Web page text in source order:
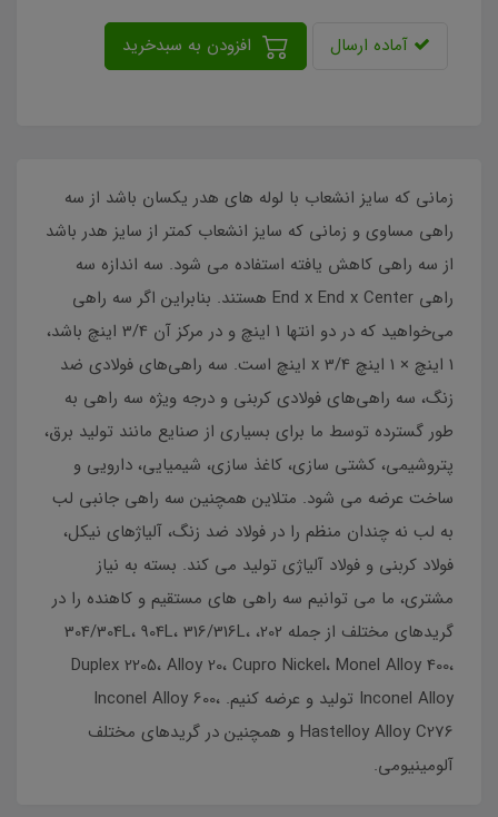
آماده ارسال
زمانی که سایز انشعاب با لوله های هدر یکسان باشد از سه
راهی مساوی و زمانی که سایز انشعاب کمتر از سایز هدر باشد
از سه راهی کاهش یافته استفاده می شود. سه اندازه سه
راهی End x End x Center هستند. بنابراین اگر سه راهی
می‌خواهید که در دو انتها 1 اینچ و در مرکز آن 3/4 اینچ باشد،
1 اینچ × 1 اینچ x 3/4 اینچ است. سه راهی‌های فولادی ضد
زنگ، سه راهی‌های فولادی کربنی و درجه ویژه سه راهی به
طور گسترده توسط ما برای بسیاری از صنایع مانند تولید برق،
پتروشیمی، کشتی سازی، کاغذ سازی، شیمیایی، دارویی و
ساخت عرضه می شود. متلاین همچنین سه راهی جانبی لب
به لب نه چندان منظم را در فولاد ضد زنگ، آلیاژهای نیکل،
فولاد کربنی و فولاد آلیاژی تولید می کند. بسته به نیاز
مشتری، ما می توانیم سه راهی های مستقیم و کاهنده را در
گریدهای مختلف از جمله 202، 304/304L، 904L، 316/316L،
Duplex 2205، Alloy 20، Cupro Nickel، Monel Alloy 400،
Inconel Alloy تولید و عرضه کنیم. Inconel Alloy 600،
Hastelloy Alloy C276 و همچنین در گریدهای مختلف
آلومینیومی.